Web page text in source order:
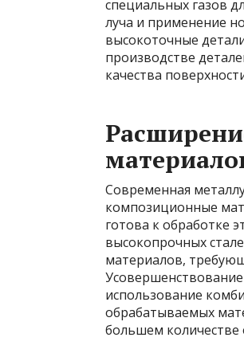
специальных газов
луча и применение
высокоточные
производстве
качества
Современная
композиционные
готова к обработке
высокопрочных
материалов,
использование
обрабатываемых
большем